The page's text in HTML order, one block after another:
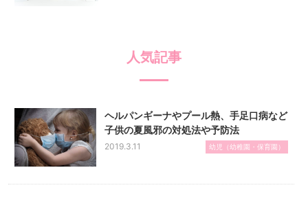
人気記事
ヘルパンギーナやプール熱、手足口病など
子供の夏風邪の対処法や予防法
2019.3.11 幼児（幼稚園・保育園）